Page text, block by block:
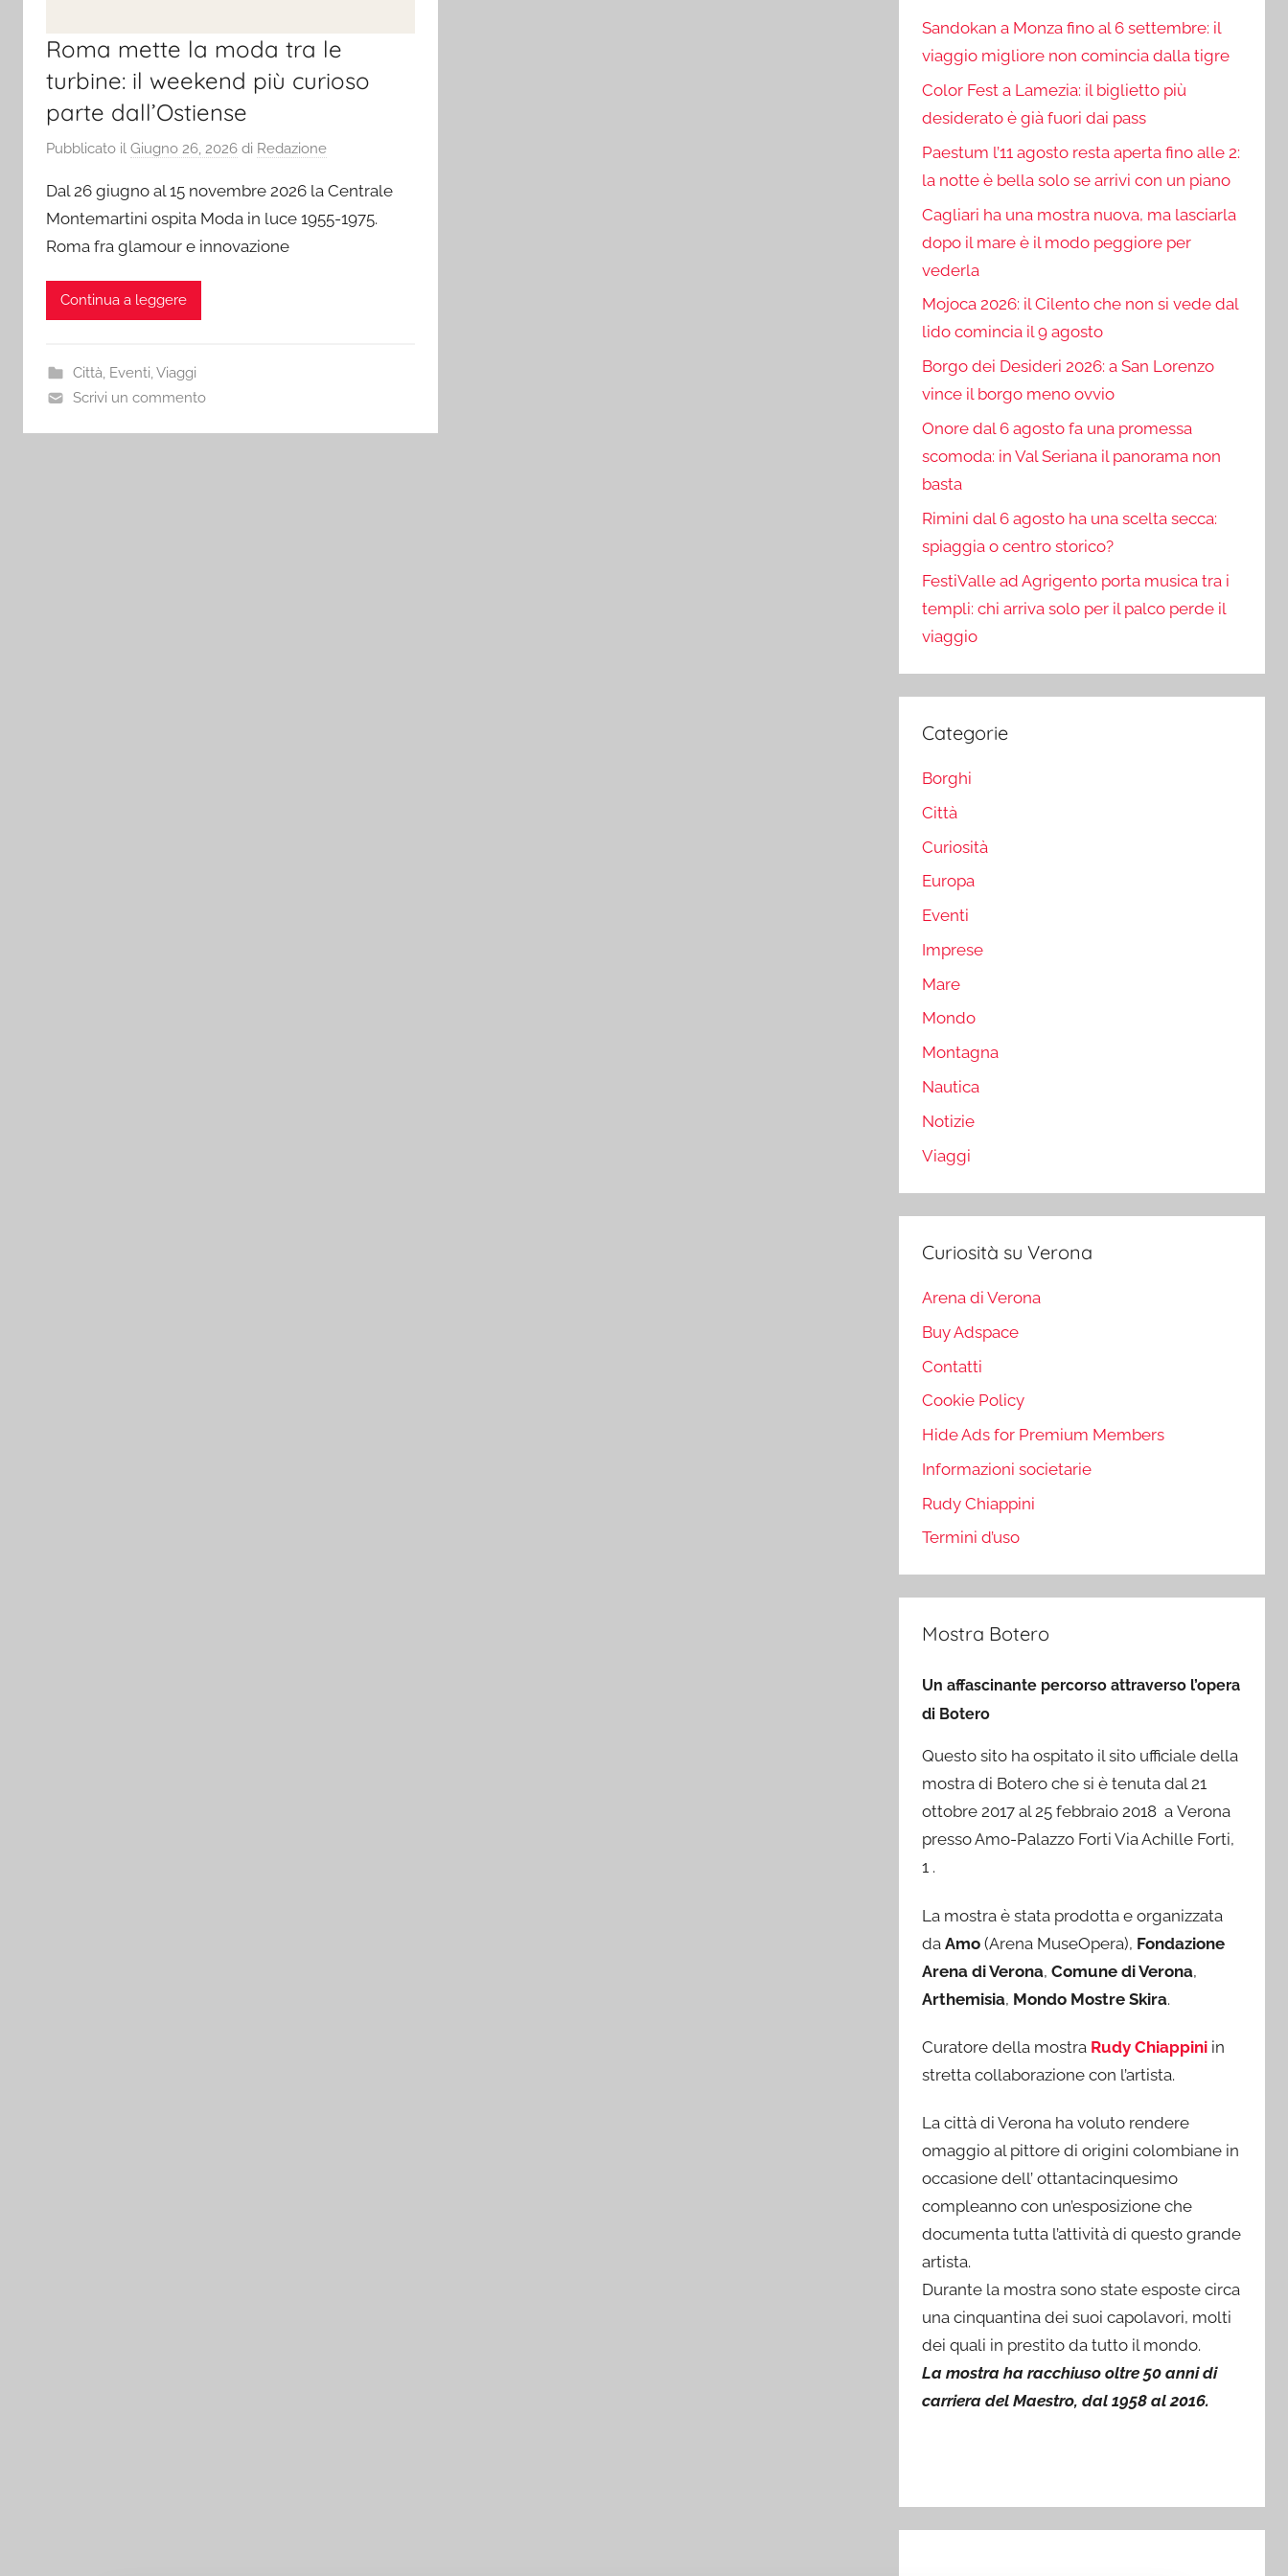
Roma mette la moda tra le
turbine: il weekend più curioso
parte dall’Ostiense
Pubblicato il Giugno 26, 2026 di Redazione
Dal 26 giugno al 15 novembre 2026 la Centrale
Montemartini ospita Moda in luce 1955-1975.
Roma fra glamour e innovazione
Continua a leggere
Città, Eventi,Viaggi
Scrivi un commento
Sandokan a Monza fino al 6 settembre: il
viaggio migliore non comincia dalla tigre
Color Fest a Lamezia: il biglietto più
desiderato è già fuori dai pass
Paestum l’11 agosto resta aperta fino alle 2:
la notte è bella solo se arrivi con un piano
Cagliari ha una mostra nuova, ma lasciarla
dopo il mare è il modo peggiore per
vederla
Mojoca 2026: il Cilento che non si vede dal
lido comincia il 9 agosto
Borgo dei Desideri 2026: a San Lorenzo
vince il borgo meno ovvio
Onore dal 6 agosto fa una promessa
scomoda: in Val Seriana il panorama non
basta
Rimini dal 6 agosto ha una scelta secca:
spiaggia o centro storico?
FestiValle ad Agrigento porta musica tra i
templi: chi arriva solo per il palco perde il
viaggio
Categorie
Borghi
Città
Curiosità
Europa
Eventi
Imprese
Mare
Mondo
Montagna
Nautica
Notizie
Viaggi
Curiosità su Verona
Arena di Verona
Buy Adspace
Contatti
Cookie Policy
Hide Ads for Premium Members
Informazioni societarie
Rudy Chiappini
Termini d’uso
Mostra Botero
Un affascinante percorso attraverso l’opera
di Botero
Questo sito ha ospitato il sito ufficiale della
mostra di Botero che si è tenuta dal 21
ottobre 2017 al 25 febbraio 2018 a Verona
presso Amo-Palazzo Forti Via Achille Forti,
1 .
La mostra è stata prodotta e organizzata
daAmo (Arena MuseOpera), Fondazione
Arena di Verona,Comune di Verona,
Arthemisia, Mondo Mostre Skira.
Curatore della mostra Rudy Chiappini in
stretta collaborazione con l’artista.
La città di Verona ha voluto rendere
omaggio al pittore di origini colombiane in
occasione dell’ ottantacinquesimo
compleanno con un’esposizione che
documenta tutta l’attività di questo grande
artista.
Durante la mostra sono state esposte circa
una cinquantina dei suoi capolavori, molti
dei quali in prestito da tutto il mondo.
La mostra ha racchiuso oltre 50 anni di
carriera del Maestro, dal 1958 al 2016.